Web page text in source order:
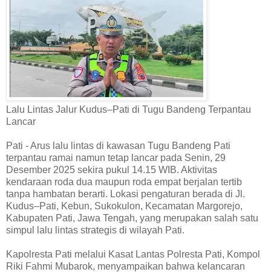
Lalu Lintas Jalur Kudus–Pati di Tugu Bandeng Terpantau
Lancar
Pati - Arus lalu lintas di kawasan Tugu Bandeng Pati
terpantau ramai namun tetap lancar pada Senin, 29
Desember 2025 sekira pukul 14.15 WIB. Aktivitas
kendaraan roda dua maupun roda empat berjalan tertib
tanpa hambatan berarti. Lokasi pengaturan berada di Jl.
Kudus–Pati, Kebun, Sukokulon, Kecamatan Margorejo,
Kabupaten Pati, Jawa Tengah, yang merupakan salah satu
simpul lalu lintas strategis di wilayah Pati.
Kapolresta Pati melalui Kasat Lantas Polresta Pati, Kompol
Riki Fahmi Mubarok, menyampaikan bahwa kelancaran